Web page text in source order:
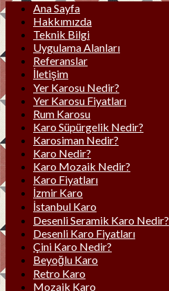
Ana Sayfa
Hakkımızda
Teknik Bilgi
Uygulama Alanları
Referanslar
İletişim
Yer Karosu Nedir?
Yer Karosu Fiyatları
Rum Karosu
Karo Süpürgelik Nedir?
Karosiman Nedir?
Karo Nedir?
Karo Mozaik Nedir?
Karo Fiyatları
İzmir Karo
İstanbul Karo
Desenli Seramik Karo Nedir?
Desenli Karo Fiyatları
Çini Karo Nedir?
Beyoğlu Karo
Retro Karo
Mozaik Karo